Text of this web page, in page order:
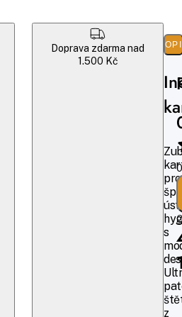
Doprava zdarma nad
1.500 Kč
s
z